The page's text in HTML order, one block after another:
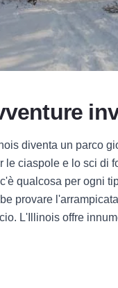
diventa un parco
le ciaspole e lo sci di
qualcosa per ogni
provare
L'Illinois offre